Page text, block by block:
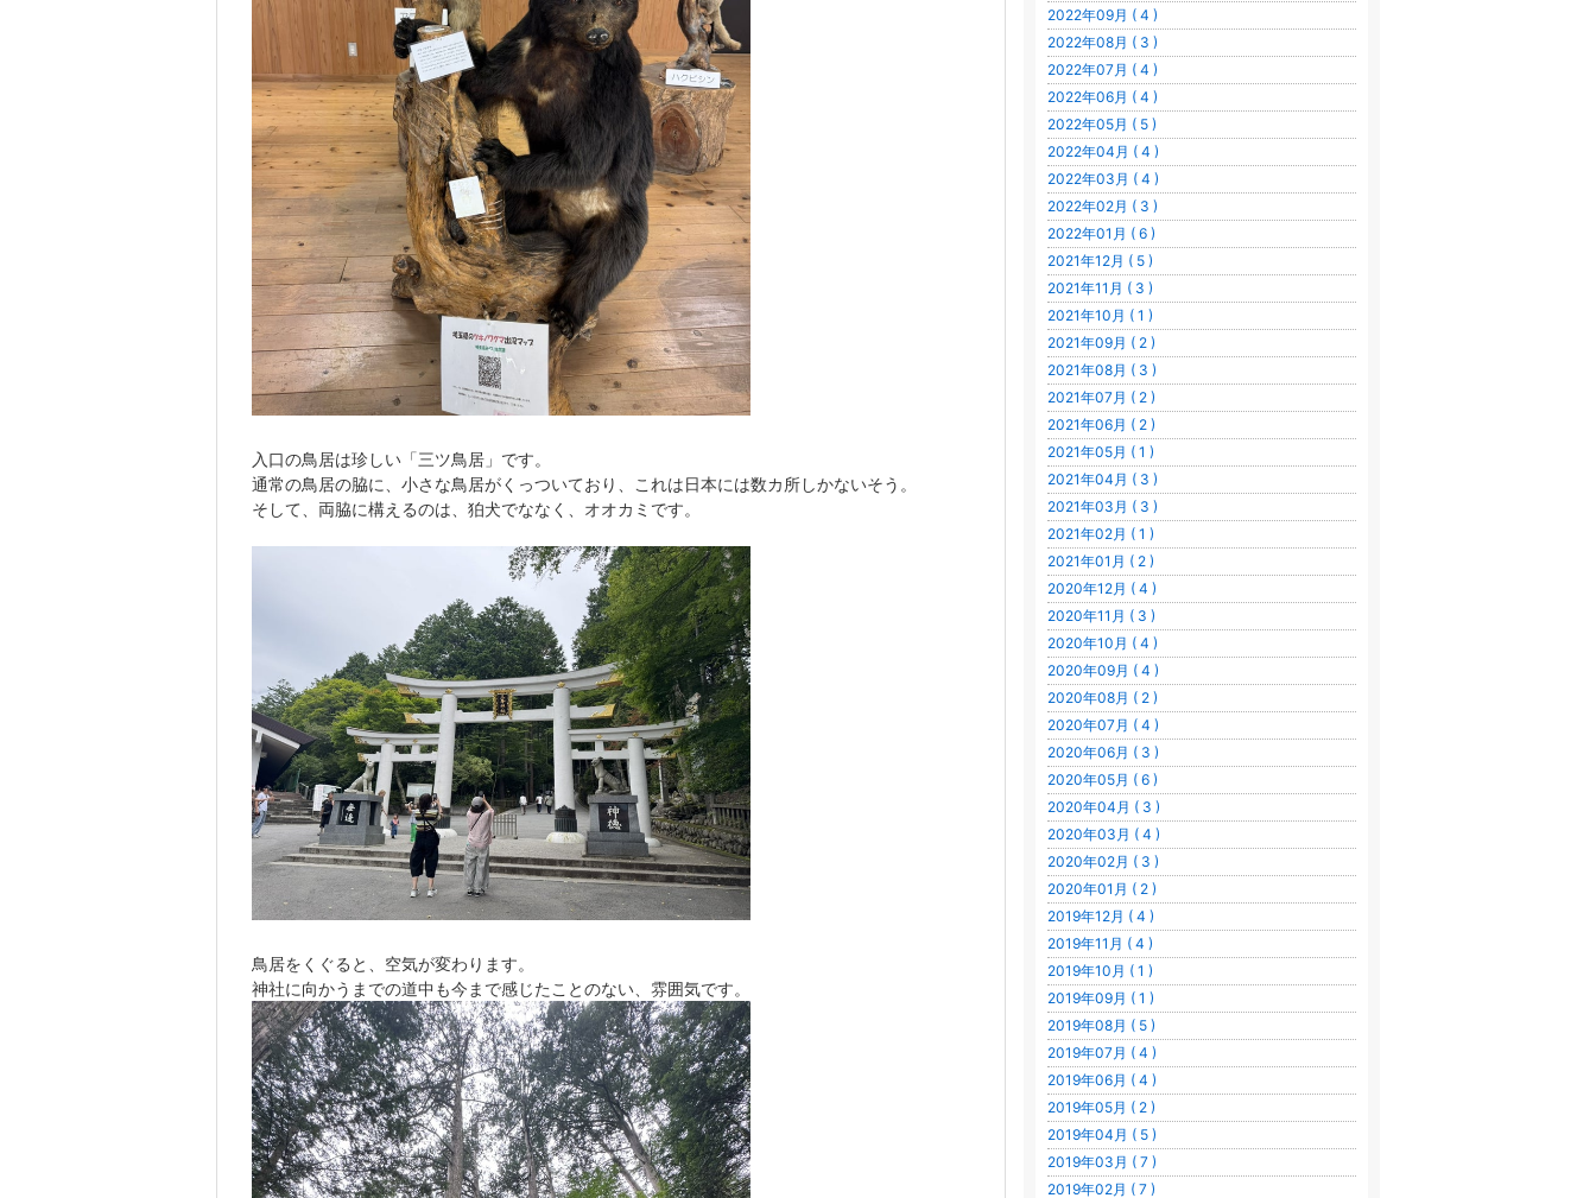
入口の鳥居は珍しい「三ツ鳥居」です。
通常の鳥居の脇に、小さな鳥居がくっついており、これは日本には数カ所しかないそう。
そして、両脇に構えるのは、狛犬でななく、オオカミです。
鳥居をくぐると、空気が変わります。
神社に向かうまでの道中も今まで感じたことのない、雰囲気です。
2022年09月 ( 4 )
2022年08月 ( 3 )
2022年07月 ( 4 )
2022年06月 ( 4 )
2022年05月 ( 5 )
2022年04月 ( 4 )
2022年03月 ( 4 )
2022年02月 ( 3 )
2022年01月 ( 6 )
2021年12月 ( 5 )
2021年11月 ( 3 )
2021年10月 ( 1 )
2021年09月 ( 2 )
2021年08月 ( 3 )
2021年07月 ( 2 )
2021年06月 ( 2 )
2021年05月 ( 1 )
2021年04月 ( 3 )
2021年03月 ( 3 )
2021年02月 ( 1 )
2021年01月 ( 2 )
2020年12月 ( 4 )
2020年11月 ( 3 )
2020年10月 ( 4 )
2020年09月 ( 4 )
2020年08月 ( 2 )
2020年07月 ( 4 )
2020年06月 ( 3 )
2020年05月 ( 6 )
2020年04月 ( 3 )
2020年03月 ( 4 )
2020年02月 ( 3 )
2020年01月 ( 2 )
2019年12月 ( 4 )
2019年11月 ( 4 )
2019年10月 ( 1 )
2019年09月 ( 1 )
2019年08月 ( 5 )
2019年07月 ( 4 )
2019年06月 ( 4 )
2019年05月 ( 2 )
2019年04月 ( 5 )
2019年03月 ( 7 )
2019年02月 ( 7 )